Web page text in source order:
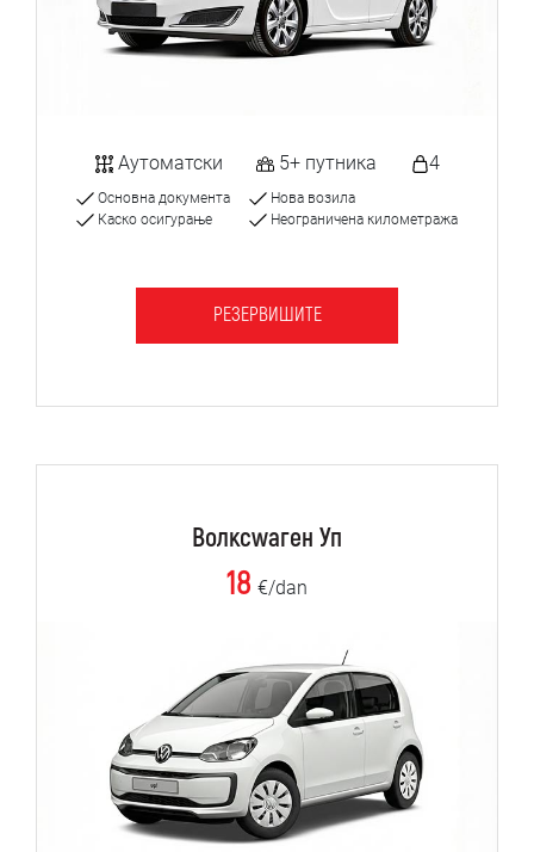
Аутоматски 5+ путника 4
Основна документа
Каско осигурање
Нова возила
Неограничена километража
РЕЗЕРВИШИТЕ
Волксwаген Уп
18 €/dan